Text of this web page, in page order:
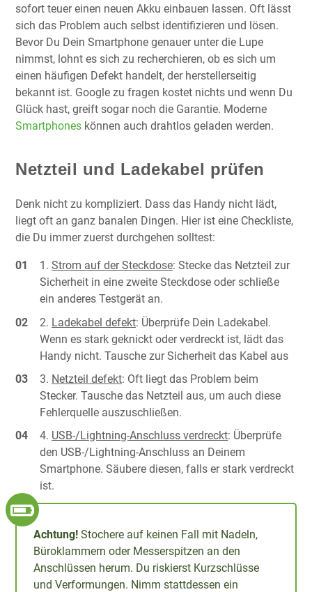
sofort teuer einen neuen Akku einbauen lassen. Oft lässt
sich das Problem auch selbst identifizieren und lösen.
Bevor Du Dein Smartphone genauer unter die Lupe
nimmst, lohnt es sich zu recherchieren, ob es sich um
einen häufigen Defekt handelt, der herstellerseitig
bekannt ist. Google zu fragen kostet nichts und wenn Du
Glück hast, greift sogar noch die Garantie. Moderne
Smartphones können auch drahtlos geladen werden.
Netzteil und Ladekabel prüfen
Denk nicht zu kompliziert. Dass das Handy nicht lädt,
liegt oft an ganz banalen Dingen. Hier ist eine Checkliste,
die Du immer zuerst durchgehen solltest:
Strom auf der Steckdose: Stecke das Netzteil zur
Sicherheit in eine zweite Steckdose oder schließe
ein anderes Testgerät an.
Ladekabel defekt: Überprüfe Dein Ladekabel.
Wenn es stark geknickt oder verdreckt ist, lädt das
Handy nicht. Tausche zur Sicherheit das Kabel aus
Netzteil defekt: Oft liegt das Problem beim
Stecker. Tausche das Netzteil aus, um auch diese
Fehlerquelle auszuschließen.
USB-/Lightning-Anschluss verdreckt: Überprüfe
den USB-/Lightning-Anschluss an Deinem
Smartphone. Säubere diesen, falls er stark verdreckt
ist.
Achtung! Stochere auf keinen Fall mit Nadeln,
Büroklammern oder Messerspitzen an den
Anschlüssen herum. Du riskierst Kurzschlüsse
und Verformungen. Nimm stattdessen ein